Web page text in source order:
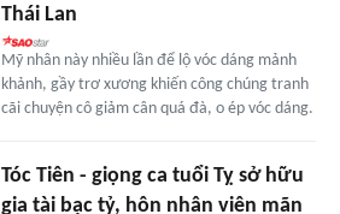
Thái Lan
Mỹ nhân này nhiều lần để lộ vóc dáng mảnh
khảnh, gầy trơ xương khiến công chúng tranh
cãi chuyện cô giảm cân quá đà, o ép vóc dáng.
Tóc Tiên - giọng ca tuổi Tỵ sở hữu
gia tài bạc tỷ, hôn nhân viên mãn